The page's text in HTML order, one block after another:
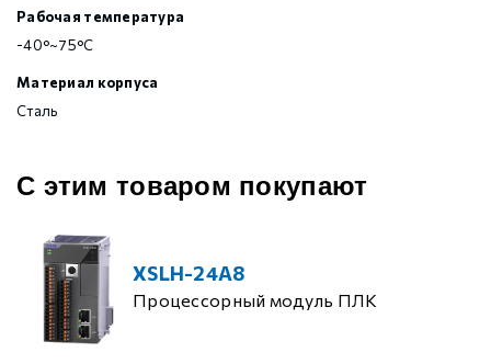
Рабочая температура
-40°~75°C
Материал корпуса
Сталь
С этим товаром покупают
XSLH-24A8
Процессорный модуль ПЛК